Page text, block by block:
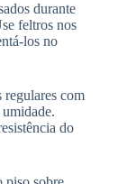
durante
feltros nos
los no
regulares com
do